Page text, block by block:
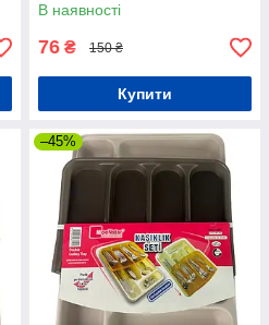
В наявності
76 ₴ 150 ₴
Купити
–45%